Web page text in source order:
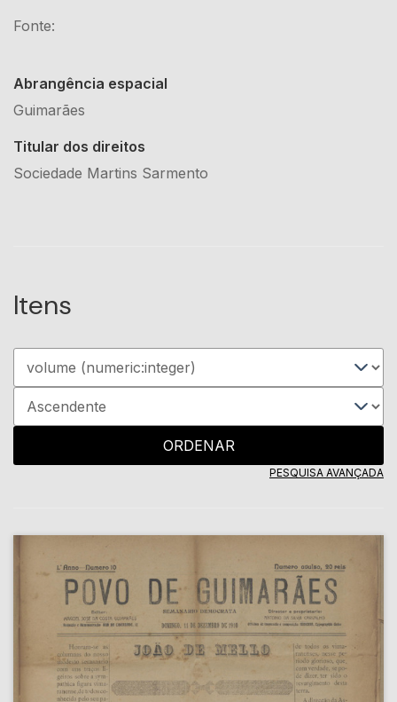
Fonte:
Abrangência espacial
Guimarães
Titular dos direitos
Sociedade Martins Sarmento
Itens
ORDENAR
PESQUISA AVANÇADA